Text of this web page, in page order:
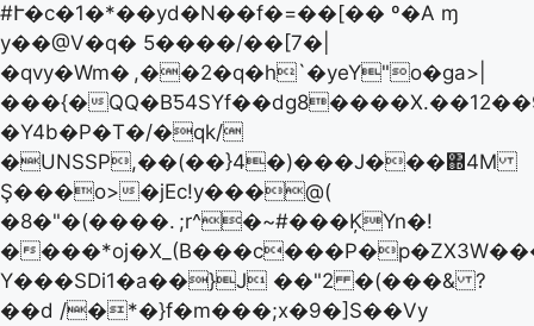
#Ւ�c�1�*��yd�N� �f�=��[�� º�A ɱ
y��@V�q� 5����/��[7�|
�qvy�Wm� ,��2�q�h`�yeY"o�ga>|
���{�
�Y4b�P�T�/�qk/
�UNSSP,��(��}4�)���J���΍4M
Ş���o>�jEc!y���@(
�8�"�(����. ;r^�~#���ĶYn�!
�
Y���SDi1�a��}J ��"2 �(���& ?
��d /�*�}f�m���;x�9�]S��Vy